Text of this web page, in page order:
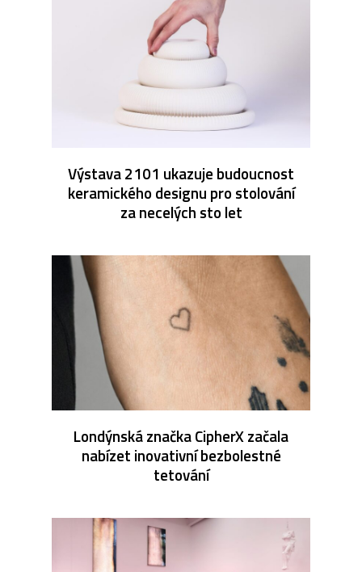
Výstava 2101 ukazuje budoucnost
keramického designu pro stolování
za necelých sto let
Londýnská značka CipherX začala
nabízet inovativní bezbolestné
tetování